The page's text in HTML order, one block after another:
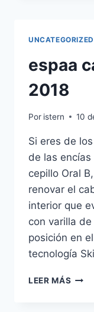
UNCATEGORIZED
espaa
2018
Por istern 10
Si eres de
de las
cepillo Oral
renovar el
interior que
con varilla
posición en
tecnología
LEER MÁS ESPAA